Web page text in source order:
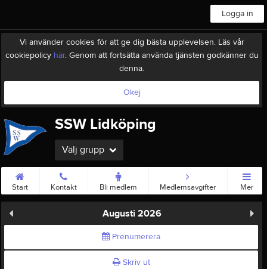
Logga in
Vi använder cookies för att ge dig bästa upplevelsen. Läs vår
cookiepolicy här. Genom att fortsätta använda tjänsten godkänner du
denna.
Okej
SSW Lidköping
Välj grupp
Start Kontakt Bli medlem Medlemsavgifter Mer
Augusti 2026
Prenumerera
Skriv ut